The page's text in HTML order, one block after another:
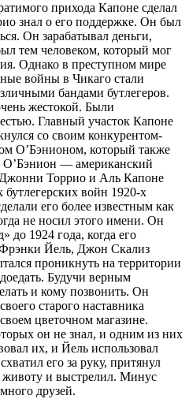
прихода Капоне сделал
знал о его поддержке. Он был
Он зарабатывал деньги,
тем человеком, который мог
Однако в преступном мире
войны в Чикаго стали
бандами бутлегеров.
жестокой. Были
Главный участок Капоне
со своим конкурентом-
О’Бэнионом, который также
— американский
Торрио и Аль Капоне
войн 1920-х
его более известным как
не носил этого имени. Он
до 1924 года, когда его
Йель, Джон Скализ
проникнуть на территории
Будучи верным
и кому позвонить. Он
старого наставника
цветочном магазине.
он не знал, и одним из них
их, и Йель использовал
его за руку, притянул
животу и выстрелил. Минус
друзей.